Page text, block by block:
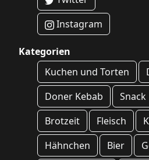
Instagram
Kategorien
Kuchen und Torten
Doner Kebab
Snack
Brotzeit
Fleisch
Hähnchen
Bier